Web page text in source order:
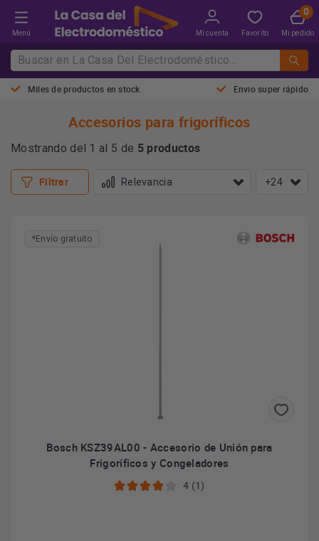
Menú Mi cuenta Favorito Mi pedido
Miles de productos en stock Envio super rápido
Accesorios para frigoríficos
Mostrando del 1 al 5 de 5 productos
Filtrar +24
*Envío gratuito
Bosch KSZ39AL00 - Accesorio de Unión para
Frigoríficos y Congeladores
4 (1)